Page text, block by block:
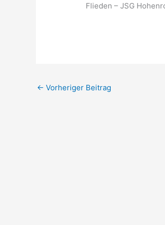
Flieden – JSG
← Vorheriger Beitrag